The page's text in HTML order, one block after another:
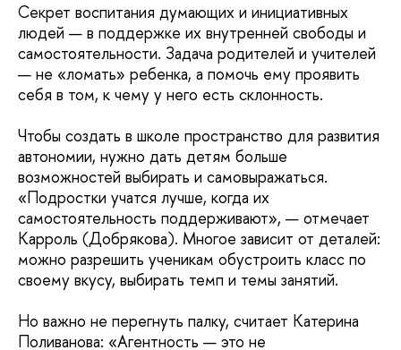
Секрет воспитания думающих и инициативных
людей — в поддержке их внутренней свободы и
самостоятельности. Задача родителей и учителей
— не «ломать» ребенка, а помочь ему проявить
себя в том, к чему у него есть склонность.
Чтобы создать в школе пространство для развития
автономии, нужно дать детям больше
возможностей выбирать и самовыражаться.
«Подростки учатся лучше, когда их
самостоятельность поддерживают», — отмечает
Карроль (Добрякова). Многое зависит от деталей:
можно разрешить ученикам обустроить класс по
своему вкусу, выбирать темп и темы занятий.
Но важно не перегнуть палку, считает Катерина
Поливанова: «Агентность — это не